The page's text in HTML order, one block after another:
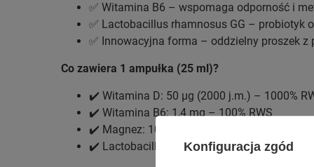
✅ Witamina B6 – wspomaga odporność i
✅ Lactobacillus rhamnosus GG – probiotyk
✅ Innowacyjna forma – oddzielny proszek
Co zawiera 1 ampułka (25 ml)?
✔️ Witamina D: 50 µg (2000 j.m.) – 1000%
✔️ Witamina B6: 1,4 mg – 100% RWS
✔️ Magnez: 100 mg – 27% RWS
✔️ Lactobacillus rhamnosus GG (ATCC
Konfiguracja zgód